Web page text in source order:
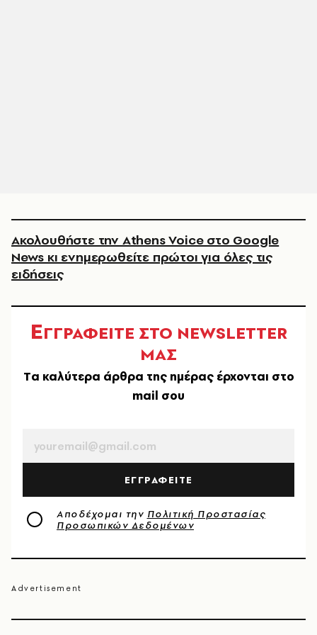
Ακολουθήστε την Athens Voice στο Google
News κι ενημερωθείτε πρώτοι για όλες τις
ειδήσεις
ΕΓΓΡΑΦΕΙΤΕ ΣΤΟ NEWSLETTER
ΜΑΣ
Tα καλύτερα άρθρα της ημέρας έρχονται στο
mail σου
ΕΓΓΡΑΦΕΙΤΕ
Αποδέχομαι την Πολιτική Προστασίας
Προσωπικών Δεδομένων